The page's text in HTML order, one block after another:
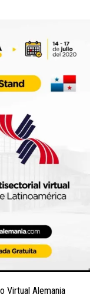
Virtual Alemania